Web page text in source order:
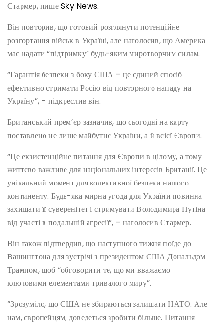
Стармер, пишеSky News.
Він повторив, що готовий розглянути потенційне
розгортання військ в Україні, але наголосив, що Америка
має надати “підтримку” будь-яким миротворчим силам.
“Гарантія безпеки з боку США – це єдиний спосіб
ефективно стримати Росію від повторного нападу на
Україну”, – підкреслив він.
Британський премʼєр зазначив, що сьогодні на карту
поставлено не лише майбутнє України, а й всієї Європи.
“Це екзистенційне питання для Європи в цілому, а тому
життєво важливе для національних інтересів Британії. Це
унікальний момент для колективної безпеки нашого
континенту. Будь-яка мирна угода для України повинна
захищати її суверенітет і стримувати Володимира Путіна
від участі в подальшій агресії”, – наголосив Стармер.
Він також підтвердив, що наступного тижня поїде до
Вашингтона для зустрічі з президентом США Дональдом
Трампом, щоб “обговорити те, що ми вважаємо
ключовими елементами тривалого миру”.
“Зрозуміло, що США не збираються залишати НАТО. Але
нам, європейцям, доведеться зробити більше. Питання